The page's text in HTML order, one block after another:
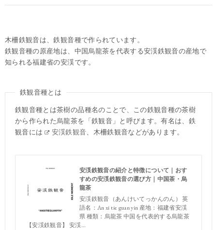
木柵鉄観音は、鉄観音種で作られています。
鉄観音種の原産地は、中国烏龍茶を代表する安渓鉄観音の産地で
知られる福建省の安渓です。
鉄観音種とは
鉄観音種とは茶樹の品種名のことで、この鉄観音種の茶樹
から作られた烏龍茶を「鉄観音」と呼びます。有名は、鉄
観音には
安渓鉄観音、木柵鉄観音などがあります。
安渓鉄観音の紹介と特徴について｜おす
すめの安渓鉄観音の選び方｜中国茶・烏
龍茶
安渓鉄観音（あんけいてっかんのん） 英
語名：An xi tie guan yin 産地：福建省安渓
県 種類：烏龍茶 中国を代表的する烏龍茶
【安渓鉄観音】 安渓...